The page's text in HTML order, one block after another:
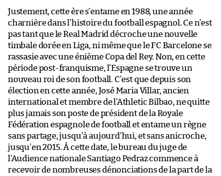
Justement, cette ère s’entame en 1988, une année
charnière dans l’histoire du football espagnol. Ce n’est
pas tant que le Real Madrid décroche une nouvelle
timbale dorée en Liga, ni même que le FC Barcelone se
rassasie avec une énième Copa del Rey. Non, en cette
période post-franquisme, l’Espagne se trouve un
nouveau roi de son football. C’est que depuis son
élection en cette année, José Maria Villar, ancien
international et membre de l’Athletic Bilbao, ne quitte
plus jamais son poste de président de la Royale
Fédération espagnole de football et entame un règne
sans partage, jusqu’à aujourd’hui, et sans anicroche,
jusqu’en 2015. À cette date, le bureau du juge de
l’Audience nationale Santiago Pedraz commence à
recevoir de nombreuses dénonciations de la part de la